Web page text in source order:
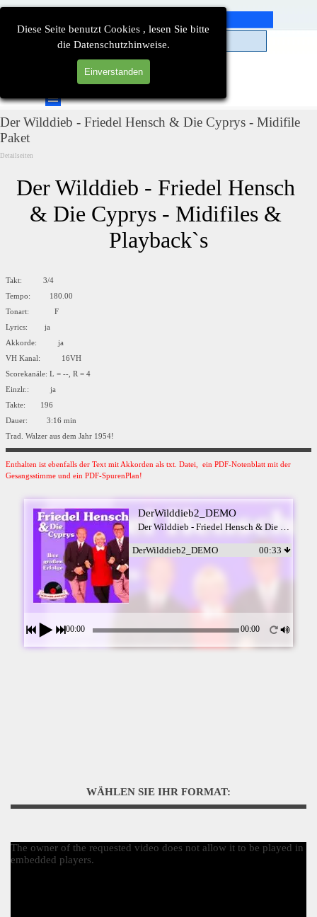
Diese Seite benutzt Cookies , lesen Sie bitte
die Datenschutzhinweise.
Einverstanden
Direkt zum Seiteninhalt
Menü überspringen
Der Wilddieb - Friedel Hensch & Die Cyprys - Midifile
Paket
Detailseiten
Der Wilddieb - Friedel Hensch
& Die Cyprys - Midifiles &
Playback`s
Takt: 3/4
Tempo: 180.00
Tonart: F
Lyrics: ja
Akkorde: ja
VH Kanal: 16VH
Scorekanäle: L = --, R = 4
Einzlr.: ja
Takte: 196
Dauer: 3:16 min
Trad. Walzer aus dem Jahr 1954!
Enthalten ist ebenfalls der Text mit Akkorden als txt. Datei, ein PDF-Notenblatt mit der
Gesangsstimme und ein PDF-SpurenPlan!
DerWilddieb2_DEMO
DerWilddieb2_DEMO 00:33
00:00 00:00
WÄHLEN SIE IHR FORMAT:
The owner of the requested video does not allow it to be played in
embedded players.